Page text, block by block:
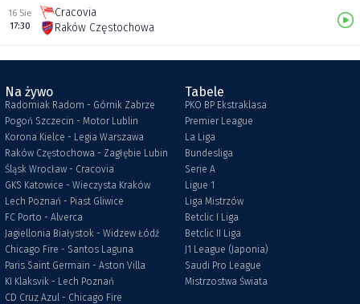
16 Sie
17:30
Cracovia
Raków Częstochowa
Na żywo
Radomiak Radom - Górnik Zabrze
Pogoń Szczecin - Motor Lublin
Korona Kielce - Legia Warszawa
Raków Częstochowa - Zagłębie Lubin
Śląsk Wrocław - Cracovia
GKS Katowice - Wieczysta Kraków
Lech Poznań - Piast Gliwice
FC Porto - Alverca
Jagiellonia Białystok - Widzew Łódź
Chicago Fire - Santos Laguna
Paris Saint Germain - Aston Villa
KI Klaksvik - Lech Poznań
CD Cruz Azul - Chicago Fire
Tabele
PKO BP Ekstraklasa
Premier League
La Liga
Bundesliga
Serie A
Ligue 1
Liga Mistrzów
Betclic I Liga
Betclic II Liga
J1 League (Japonia)
Saudi Pro League
Mistrzostwa Świata